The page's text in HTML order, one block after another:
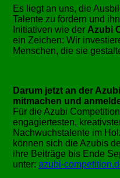
Es liegt an uns, die
Talente zu fördern und
Initiativen wie derAzubi
ein Zeichen: Wir
Menschen, die sie
Darum jetzt an der
mitmachen und
Für die Azubi
engagiertesten,
Nachwuchstalente im
können sich die Azubis
ihre Beiträge bis Ende
unter:azubi-